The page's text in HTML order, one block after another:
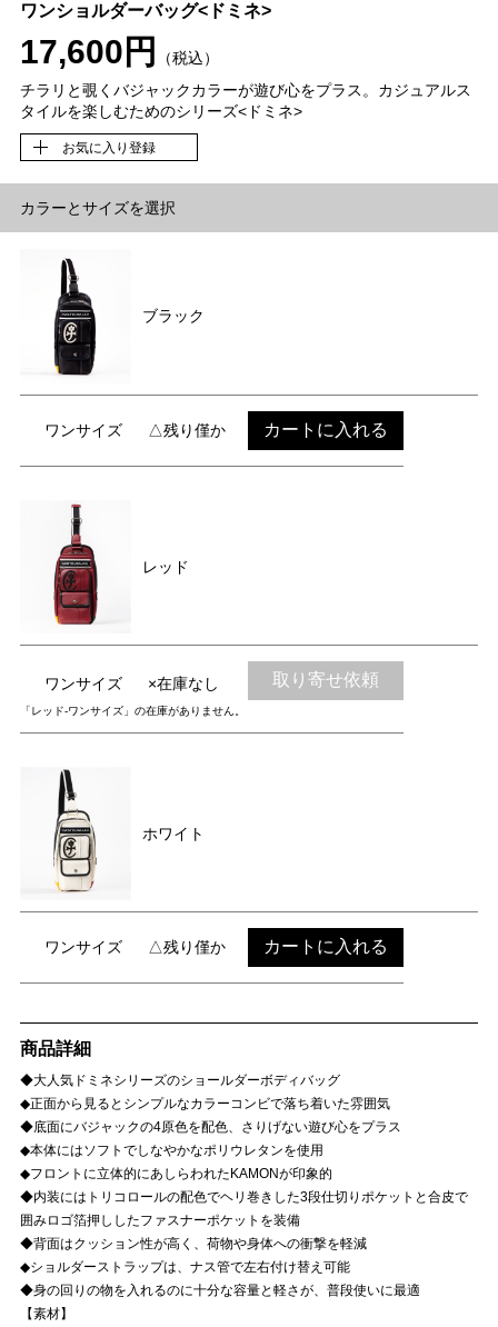
ワンショルダーバッグ<ドミネ>
17,600円
（税込）
チラリと覗くバジャックカラーが遊び心をプラス。カジュアルス
タイルを楽しむためのシリーズ<ドミネ>
お気に入り登録
カラーとサイズを選択
ブラック
ワンサイズ △残り僅か カートに入れる
レッド
ワンサイズ ×在庫なし 取り寄せ依頼
「レッド-ワンサイズ」の在庫がありません。
ホワイト
ワンサイズ △残り僅か カートに入れる
商品詳細
◆大人気ドミネシリーズのショールダーボディバッグ
◆正面から見るとシンプルなカラーコンビで落ち着いた雰囲気
◆底面にバジャックの4原色を配色、さりげない遊び心をプラス
◆本体にはソフトでしなやかなポリウレタンを使用
◆フロントに立体的にあしらわれたKAMONが印象的
◆内装にはトリコロールの配色でヘリ巻きした3段仕切りポケットと合皮で
囲みロゴ箔押ししたファスナーポケットを装備
◆背面はクッション性が高く、荷物や身体への衝撃を軽減
◆ショルダーストラップは、ナス管で左右付け替え可能
◆身の回りの物を入れるのに十分な容量と軽さが、普段使いに最適
【素材】